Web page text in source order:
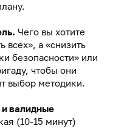
Чего вы хотите
всех», а «снизить
безопасности» или
чтобы они
выбор методики.
валидные
(10-15 минут)